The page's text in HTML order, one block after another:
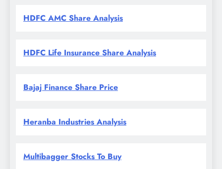
HDFC AMC Share Analysis
HDFC Life Insurance Share Analysis
Bajaj Finance Share Price
Heranba Industries Analysis
Multibagger Stocks To Buy